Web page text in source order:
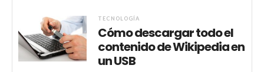
TECNOLOGÍA
Cómo descargar todo el
contenido de Wikipedia en
un USB